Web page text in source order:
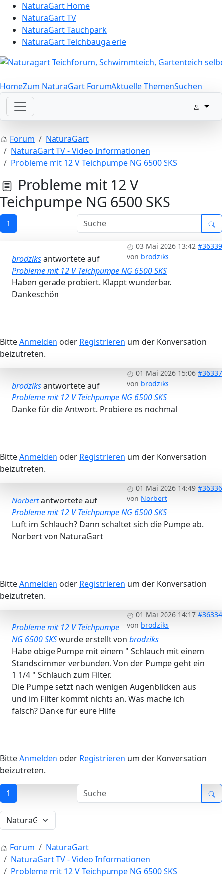
NaturaGart Home
NaturaGart TV
NaturaGart Tauchpark
NaturaGart Teichbaugalerie
HomeZum NaturaGart ForumAktuelle ThemenSuchen
Forum
NaturaGart
NaturaGart TV - Video Informationen
Probleme mit 12 V Teichpumpe NG 6500 SKS
Probleme mit 12 V
Teichpumpe NG 6500 SKS
1
03 Mai 2026 13:42 #36339
von brodziks
brodziksantwortete auf
Probleme mit 12 V Teichpumpe NG 6500 SKS
Haben gerade probiert. Klappt wunderbar.
Dankeschön
BitteAnmelden oder Registrieren um der Konversation
beizutreten.
01 Mai 2026 15:06 #36337
von brodziks
brodziksantwortete auf
Probleme mit 12 V Teichpumpe NG 6500 SKS
Danke für die Antwort. Probiere es nochmal
BitteAnmelden oder Registrieren um der Konversation
beizutreten.
01 Mai 2026 14:49 #36336
von Norbert
Norbertantwortete auf
Probleme mit 12 V Teichpumpe NG 6500 SKS
Luft im Schlauch? Dann schaltet sich die Pumpe ab.
Norbert von NaturaGart
BitteAnmelden oder Registrieren um der Konversation
beizutreten.
01 Mai 2026 14:17 #36334
von brodziks
Probleme mit 12 V Teichpumpe
NG 6500 SKSwurde erstellt von brodziks
Habe obige Pumpe mit einem " Schlauch mit einem
Standscimmer verbunden. Von der Pumpe geht ein
1 1/4 " Schlauch zum Filter.
Die Pumpe setzt nach wenigen Augenblicken aus
und im Filter kommt nichts an. Was mache ich
falsch? Danke für eure Hilfe
BitteAnmelden oder Registrieren um der Konversation
beizutreten.
1
Forum
NaturaGart
NaturaGart TV - Video Informationen
Probleme mit 12 V Teichpumpe NG 6500 SKS